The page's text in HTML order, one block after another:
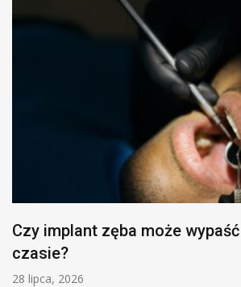
Czy implant zęba może
czasie?
28 lipca, 2026